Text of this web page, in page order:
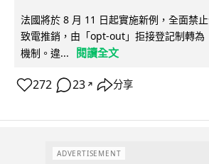
法國將於 8 月 11 日起實施新例，全面禁
致電推銷，由「opt-out」拒接登記制轉
機制。違...
閱讀全文
272 23 ↗ 分享
ADVERTISEMENT